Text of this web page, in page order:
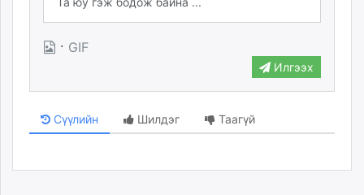
· GIF
Илгээх
Сүүлийн Шилдэг Таагүй